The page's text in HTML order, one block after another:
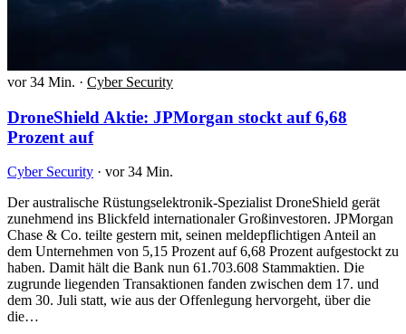
vor 34 Min. · Cyber Security
DroneShield Aktie: JPMorgan stockt auf 6,68
Prozent auf
Cyber Security · vor 34 Min.
Der australische Rüstungselektronik-Spezialist DroneShield gerät
zunehmend ins Blickfeld internationaler Großinvestoren. JPMorgan
Chase & Co. teilte gestern mit, seinen meldepflichtigen Anteil an
dem Unternehmen von 5,15 Prozent auf 6,68 Prozent aufgestockt zu
haben. Damit hält die Bank nun 61.703.608 Stammaktien. Die
zugrunde liegenden Transaktionen fanden zwischen dem 17. und
dem 30. Juli statt, wie aus der Offenlegung hervorgeht, über die
die…